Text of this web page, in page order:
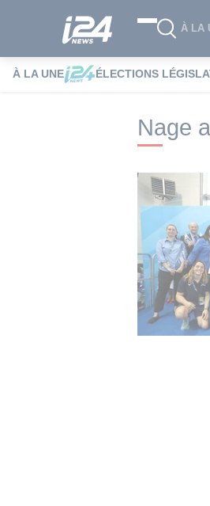
À LA
À LA UNE ÉLECTIONSi24NEWS
Nage